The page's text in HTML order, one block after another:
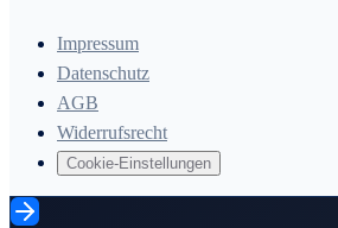
Impressum
Datenschutz
AGB
Widerrufsrecht
Cookie-Einstellungen